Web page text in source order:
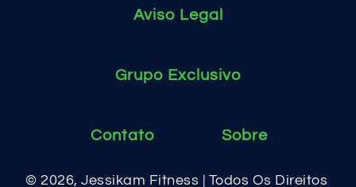
Aviso Legal
Grupo Exclusivo
Contato Sobre
© 2026, Jessikam Fitness | Todos Os Direitos